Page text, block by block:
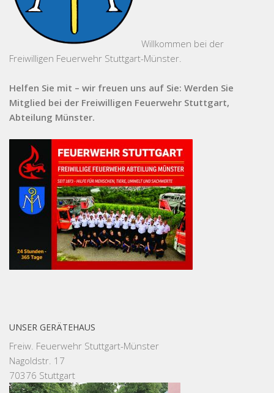
Willkommen bei der
Freiwilligen Feuerwehr Stuttgart-Münster.
Helfen Sie mit – wir freuen uns auf Sie: Werden Sie
Mitglied bei der Freiwilligen Feuerwehr Stuttgart,
Abteilung Münster.
UNSER GERÄTEHAUS
Freiw. Feuerwehr Stuttgart-Münster
Nagoldstr. 17
70376 Stuttgart